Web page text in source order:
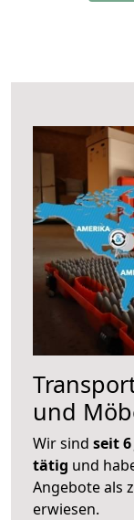
und
Wir sind seit
tätig und
Angebote als
erwiesen.